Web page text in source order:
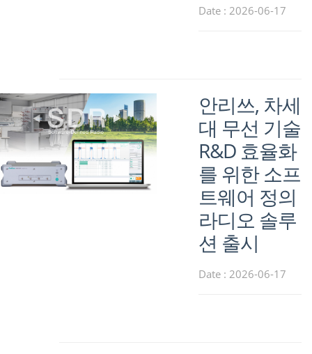
Date : 2026-06-17
안리쓰, 차세
대 무선 기술
R&D 효율화
를 위한 소프
트웨어 정의
라디오 솔루
션 출시
Date : 2026-06-17